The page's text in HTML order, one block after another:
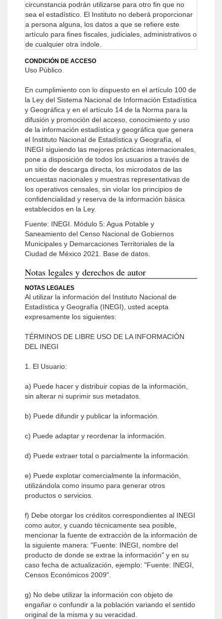
circunstancia podrán utilizarse para otro fin que no
sea el estadístico. El Instituto no deberá proporcionar
a persona alguna, los datos a que se refiere este
artículo para fines fiscales, judiciales, administrativos o
de cualquier otra índole.
CONDICIÓN DE ACCESO
Uso Público.
En cumplimiento con lo dispuesto en el artículo 100 de
la Ley del Sistema Nacional de Información Estadística
y Geográfica y en el artículo 14 de la Norma para la
difusión y promoción del acceso, conocimiento y uso
de la información estadística y geográfica que genera
el Instituto Nacional de Estadística y Geografía, el
INEGI siguiendo las mejores prácticas internacionales,
pone a disposición de todos los usuarios a través de
un sitio de descarga directa, los microdatos de las
encuestas nacionales y muestras representativas de
los operativos censales, sin violar los principios de
confidencialidad y reserva de la información básica
establecidos en la Ley.
Fuente: INEGI. Módulo 5: Agua Potable y
Saneamiento del Censo Nacional de Gobiernos
Municipales y Demarcaciones Territoriales de la
Ciudad de México 2021. Base de datos.
Notas legales y derechos de autor
NOTAS LEGALES
Al utilizar la información del Instituto Nacional de
Estadística y Geografía (INEGI), usted acepta
expresamente los siguientes:
TÉRMINOS DE LIBRE USO DE LA INFORMACIÓN
DEL INEGI
1. El Usuario:
a) Puede hacer y distribuir copias de la información,
sin alterar ni suprimir sus metadatos.
b) Puede difundir y publicar la información.
c) Puede adaptar y reordenar la información.
d) Puede extraer total o parcialmente la información.
e) Puede explotar comercialmente la información,
utilizándola como insumo para generar otros
productos o servicios.
f) Debe otorgar los créditos correspondientes al INEGI
como autor, y cuando técnicamente sea posible,
mencionar la fuente de extracción de la información de
la siguiente manera: "Fuente: INEGI, nombre del
producto de donde se extrae la información" y en su
caso fecha de actualización, ejemplo: "Fuente: INEGI,
Censos Económicos 2009".
g) No debe utilizar la información con objeto de
engañar o confundir a la población variando el sentido
original de la misma y su veracidad.